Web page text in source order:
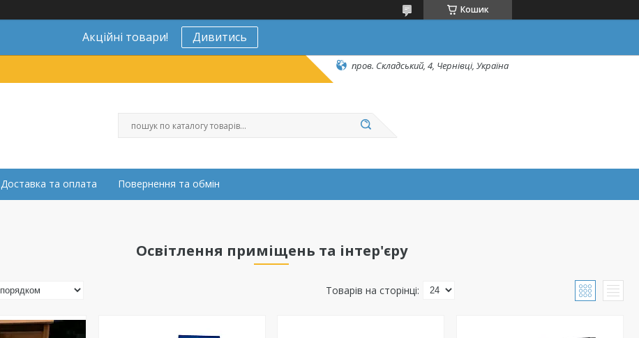
Кошик
Акційні товари! Дивитись
пров. Складський, 4, Чернівці, Україна
Доставка та оплата Повернення та обмін
Освітлення приміщень та інтер'єру